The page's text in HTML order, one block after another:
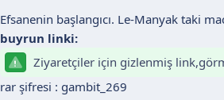
Efsanenin başlangıcı. Le-Manyak taki
buyrun linki:
Ziyaretçiler için gizlenmiş
rar şifresi : gambit_269